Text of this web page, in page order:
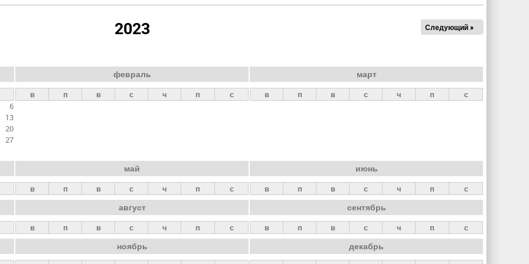
2023 Следующий »
6
13
20
27
февраль
в п в с ч п с
март
в п в с ч п с
май
в п в с ч п с
июнь
в п в с ч п с
август
в п в с ч п с
сентябрь
в п в с ч п с
ноябрь декабрь